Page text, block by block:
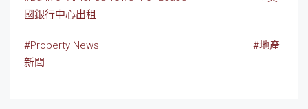
國銀行中心出租
#Property News
#地產
新聞